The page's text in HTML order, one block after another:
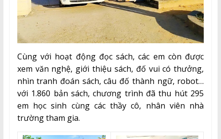
Cùng với hoạt động đọc sách, các em còn được
xem văn nghệ, giới thiệu sách, đố vui có thưởng,
nhìn tranh đoán sách, câu đố thành ngữ, robot…
với 1.860 bản sách, chương trình đã thu hút 295
em học sinh cùng các thầy cô, nhân viên nhà
trường tham gia.